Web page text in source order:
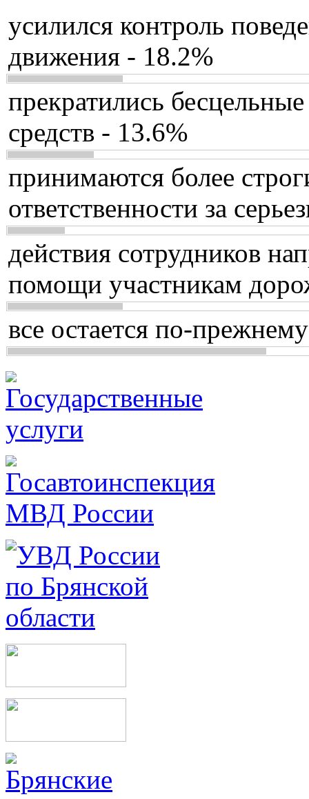
усилился контроль
движения - 18.2%
прекратились
средств - 13.6%
принимаются более
ответственности за
действия сотрудников
помощи участникам
все остается по-